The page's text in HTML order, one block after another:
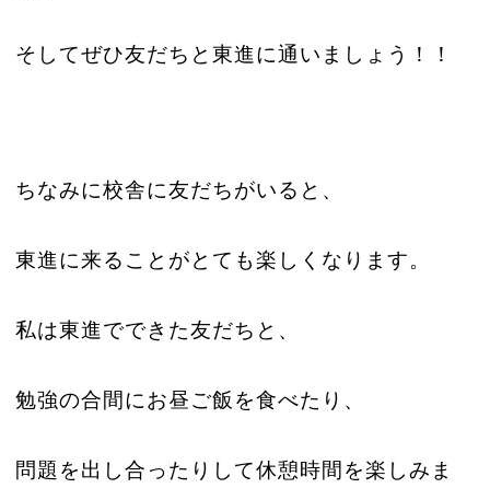
そしてぜひ友だちと東進に通いましょう！！
ちなみに校舎に友だちがいると、
東進に来ることがとても楽しくなります。
私は東進でできた友だちと、
勉強の合間にお昼ご飯を食べたり、
問題を出し合ったりして休憩時間を楽しみま